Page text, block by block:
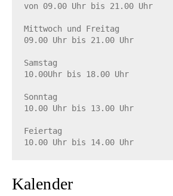
von 09.00 Uhr bis 21.00 Uhr
Mittwoch und Freitag
09.00 Uhr bis 21.00 Uhr
Samstag
10.00Uhr bis 18.00 Uhr
Sonntag
10.00 Uhr bis 13.00 Uhr
Feiertag
10.00 Uhr bis 14.00 Uhr
Kalender